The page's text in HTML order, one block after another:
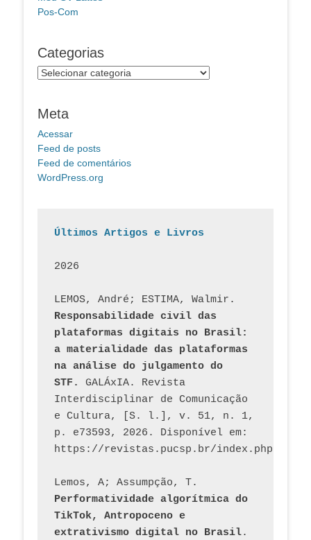
Pos-Com
Categorias
Categorias
Meta
Acessar
Feed de posts
Feed de comentários
WordPress.org
Últimos Artigos e Livros
2026
Responsabilidade civil das
plataformas digitais no Brasil:
a materialidade das plataformas
na análise do julgamento do
STF.
GALÁxIA. Revista
Interdisciplinar de Comunicação
e Cultura, [S. l.], v. 51, n. 1,
p. e73593, 2026. Disponível em:
Performatividade algorítmica do
TikTok, Antropoceno e
extrativismo digital no Brasil.